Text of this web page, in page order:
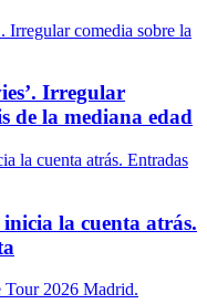
Irregular
de la mediana edad
la cuenta atrás.